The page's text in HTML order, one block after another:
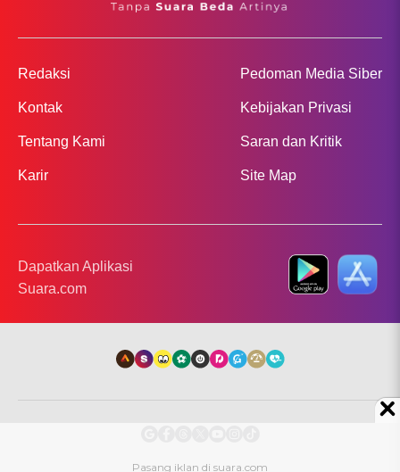
Redaksi
Kontak
Tentang Kami
Karir
Pedoman Media Siber
Kebijakan Privasi
Saran dan Kritik
Site Map
Dapatkan Aplikasi
Suara.com